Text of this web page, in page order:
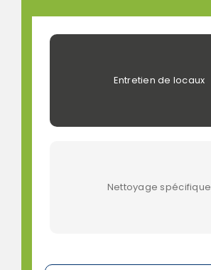
Entretien de locaux
Nettoyage spécifique